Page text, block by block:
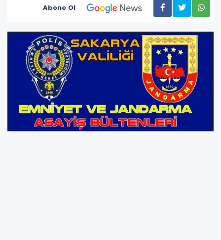
Abone Ol